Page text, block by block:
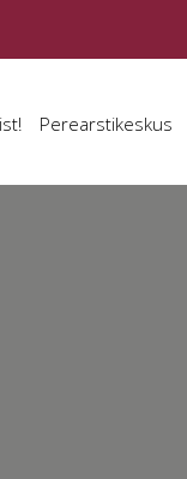
Perearstikeskus